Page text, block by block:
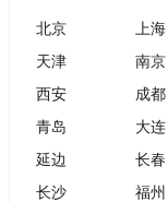
北京 上海
天津
南京
西安
成都
青岛
大连
延边
长春
长沙
福州